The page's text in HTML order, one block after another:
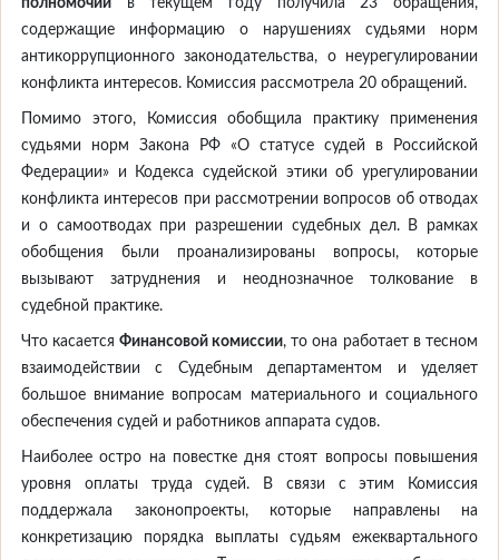
полномочий
в текущем году получила 23 обращения,
содержащие информацию о нарушениях судьями норм
антикоррупционного законодательства, о неурегулировании
конфликта интересов. Комиссия рассмотрела 20 обращений.
Помимо этого, Комиссия обобщила практику применения
судьями норм Закона РФ «О статусе судей в Российской
Федерации» и Кодекса судейской этики об урегулировании
конфликта интересов при рассмотрении вопросов об отводах
и о самоотводах при разрешении судебных дел. В рамках
обобщения были проанализированы вопросы, которые
вызывают затруднения и неоднозначное толкование в
судебной практике.
Что касается Финансовой комиссии, то она работает в тесном
взаимодействии с Судебным департаментом и уделяет
большое внимание вопросам материального и социального
обеспечения судей и работников аппарата судов.
Наиболее остро на повестке дня стоят вопросы повышения
уровня оплаты труда судей. В связи с этим Комиссия
поддержала законопроекты, которые направлены на
конкретизацию порядка выплаты судьям ежеквартального